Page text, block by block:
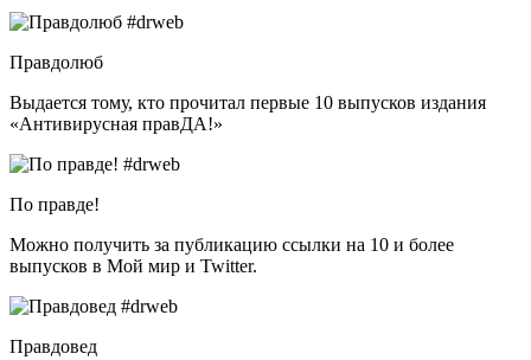
Правдолюб
Выдается тому, кто прочитал первые 10 выпусков издания
«Антивирусная правДА!»
По правде!
Можно получить за публикацию ссылки на 10 и более
выпусков в Мой мир и Twitter.
Правдовед